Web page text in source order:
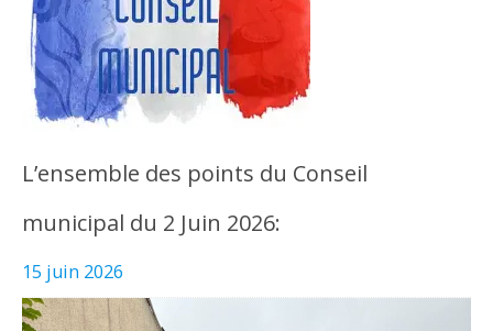
L’ensemble des points du Conseil
municipal du 2 Juin 2026:
15 juin 2026